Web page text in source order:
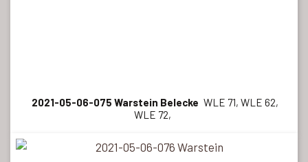
2021-05-06-075 Warstein Belecke WLE 71, WLE 62,
WLE 72,